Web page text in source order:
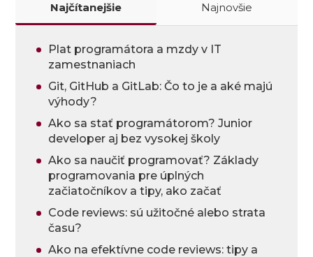
Najčítanejšie Najnovšie
Plat programátora a mzdy v IT
zamestnaniach
Git, GitHub a GitLab: Čo to je a aké majú
výhody?
Ako sa stať programátorom? Junior
developer aj bez vysokej školy
Ako sa naučiť programovať? Základy
programovania pre úplných
začiatočníkov a tipy, ako začať
Code reviews: sú užitočné alebo strata
času?
Ako na efektívne code reviews: tipy a